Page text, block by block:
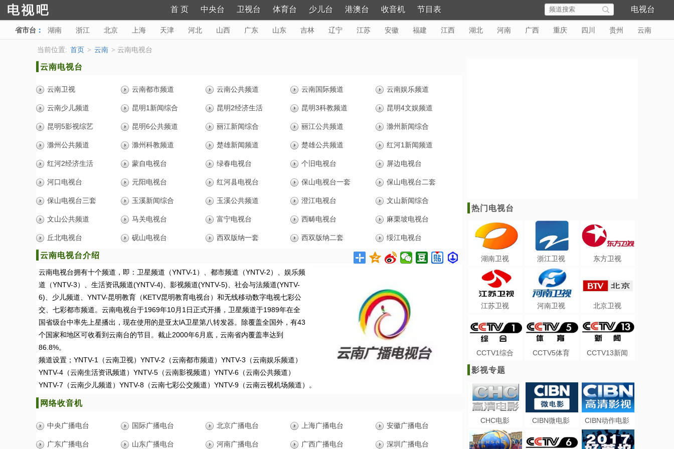
首 页 中央台 卫视台 体育台 少儿台 港澳台 收音机 节目表 电视台
省市台 ： 湖南 浙江 北京 上海 天津 河北 山西 广东 山东 吉林 辽宁 江苏 安徽 福建 江西 湖北 河南 广西 重庆 四川 贵州 云南
甘肃 青海 宁夏 新疆
当前位置: 首页 > 云南 > 云南电视台
云南电视台
云南卫视 云南都市频道 云南公共频道 云南国际频道 云南娱乐频道
云南少儿频道 昆明1新闻综合 昆明2经济生活 昆明3科教频道 昆明4文娱频道
昆明5影视综艺 昆明6公共频道 丽江新闻综合 丽江公共频道 滁州新闻综合
滁州公共频道 滁州科教频道 楚雄新闻频道 楚雄公共频道 红河1新闻频道
红河2经济生活 蒙自电视台 绿春电视台 个旧电视台 屏边电视台
河口电视台 元阳电视台 红河县电视台 保山电视台一套 保山电视台二套
保山电视台三套 玉溪新闻综合 玉溪公共频道 澄江电视台 文山新闻综合
文山公共频道 马关电视台 富宁电视台 西畴电视台 麻栗坡电视台
丘北电视台 砚山电视台 西双版纳一套 西双版纳二套 绥江电视台
云南电视台介绍
云南电视台拥有十个频道，即：卫星频道（YNTV-1）、都市频道（YNTV-2）、娱乐频
道（YNTV-3）、生活资讯频道(YNTV-4)、影视频道(YNTV-5)、社会与法频道(YNTV-
6)、少儿频道、YNTV-昆明教育（KETV昆明教育电视台）和无线移动数字电视七彩公
交、七彩都市频道。云南电视台于1969年10月1日正式开播，卫星频道于1989年在全
国省级台中率先上星播出，现在使用的是亚太lA卫星第八转发器。除覆盖全国外，有43
个国家和地区可收看到云南台的节目。截止2000年6月底，云南省内覆盖率达到
86.8%。
频道设置；YNTV-1（云南卫视）YNTV-2（云南都市频道）YNTV-3（云南娱乐频道）
YNTV-4（云南生活资讯频道）YNTV-5（云南影视频道）YNTV-6（云南公共频道）
YNTV-7（云南少儿频道）YNTV-8（云南七彩公交频道）YNTV-9（云南云视机场频道）。
网络收音机
中央广播电台 国际广播电台 北京广播电台 上海广播电台 安徽广播电台
广东广播电台 山东广播电台 河南广播电台 广西广播电台 深圳广播电台
热门电视台
湖南卫视 浙江卫视 东方卫视
江苏卫视 河南卫视 北京卫视
CCTV1综合 CCTV5体育 CCTV13新闻
影视专题
CHC电影 CIBN微电影 CIBN动作电影